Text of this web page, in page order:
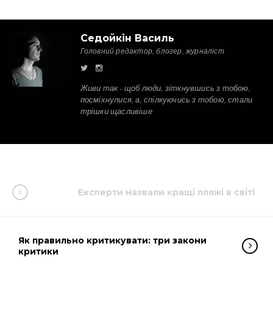
Седойкін Василь
Головний редактор, блогер, журналіст
Живи так - щоб люди, зіткнувшись з тобою,
посміхнулися, а, спілкуючись з тобою, стали
трішки щасливіше
Експерти назвали кращі пляжі в світі
Як правильно критикувати: три закони
критики